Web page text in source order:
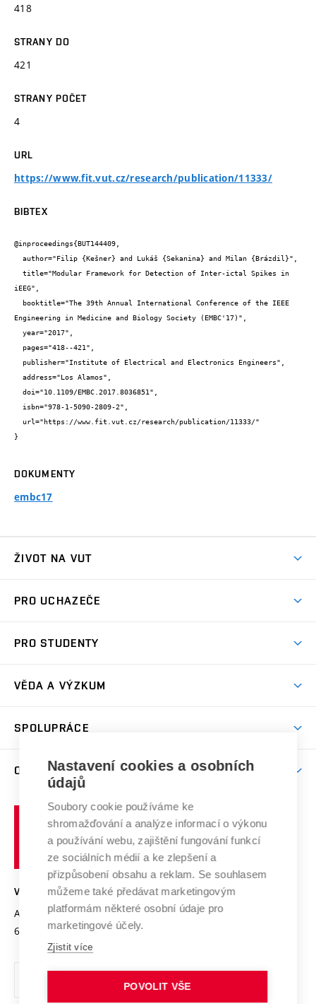
418
STRANY DO
421
STRANY POČET
4
URL
https://www.fit.vut.cz/research/publication/11333/
BIBTEX
@inproceedings{BUT144409,
iEEG",
Engineering in Medicine and Biology Society (EMBC'17)",
}
DOKUMENTY
embc17
ŽIVOT NA VUT
Koleje
Sport na VUT
PRO UCHAZEČE
Dny otevřených dveří
Celoživotní vzdělávání
E-přihláška
PRO STUDENTY
Harmonogram akademického roku
Závěrečné práce
Doktorské studium
Zpracování osobních údajů studentů
Sociální bezpečí
Studium bez bariér
Podpora podnikání
VĚDA A VÝZKUM
Mezinárodní vědecká rada
Systém zajišťování kvality výzkumu
Výzkumné infrastruktury
Transfer znalostí
Open Science
Projekty
Projekty ze strukturálních fondů
Specifický výzkum
SPOLUPRÁCE
Firemní spolupráce
Zahraniční spolupráce
Spolupráce se školami
Mezinárodní dohody
Univerzitní sítě
O UNIVERZITĚ
Profil univerzity
Udržitelná univerzita
Podnikavá univerzita / ContriBUTe
Bezpečná univerzita
Vyznamenání
Organizační struktura
Ochrana osobních údajů
učení
technické
Brně
VYSOKÉ UČENÍ TECHNICKÉ V BRNĚ
Antonínská 548/1
602 00 Brno
www.vut.cz
vut@vutbr.cz
Nastavení cookies a osobních
údajů
Soubory cookie používáme ke
shromažďování a analýze informací o výkonu
a používání webu, zajištění fungování funkcí
ze sociálních médií a ke zlepšení a
přizpůsobení obsahu a reklam. Se souhlasem
můžeme také předávat marketingovým
platformám některé osobní údaje pro
marketingové účely.
Zjistit více
POVOLIT VŠE